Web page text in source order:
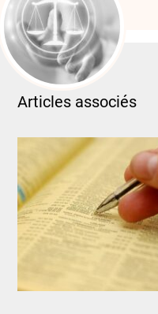
Articles associés